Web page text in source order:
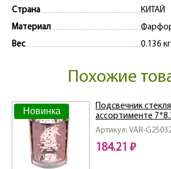
Страна
КИТАЙ
Материал
Вес
0.136 кг
Похожие
Новинка
Артикул: VAR-
Подсвечник
ассортименте
184.21 ₽